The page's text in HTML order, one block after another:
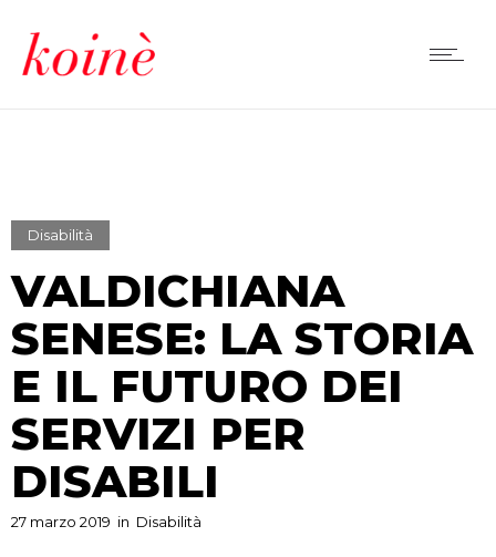
Disabilità
VALDICHIANA
SENESE: LA STORIA
E IL FUTURO DEI
SERVIZI PER
DISABILI
27 marzo 2019 in Disabilità